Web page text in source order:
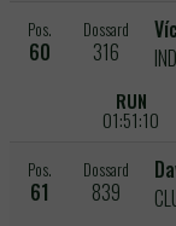
Pos.
60
Dossard
316
RUN
01:51:10
Pos.
61
Dossard
839